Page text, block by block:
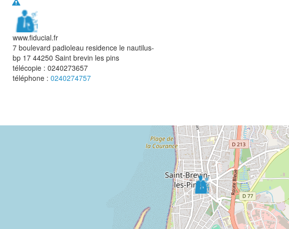
www.fiducial.fr
7 boulevard padioleau residence le nautilus-
bp 17 44250 Saint brevin les pins
télécopie : 0240273657
téléphone : 0240274757